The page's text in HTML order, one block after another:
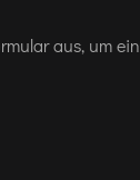
aus, um ein